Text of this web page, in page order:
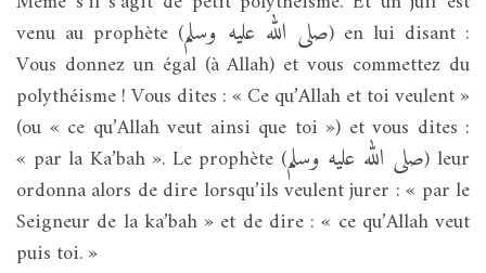
venu au prophète (صلى الله عليه وسلم) en lui disant :
Vous donnez un égal (à Allah) et vous commettez du
polythéisme ! Vous dites : « Ce qu’Allah et toi veulent »
(ou « ce qu’Allah veut ainsi que toi ») et vous dites :
« par la Ka’bah ». Le prophète (صلى الله عليه وسلم) leur
ordonna alors de dire lorsqu’ils veulent jurer : « par le
Seigneur de la ka’bah » et de dire : « ce qu’Allah veut
puis toi. »